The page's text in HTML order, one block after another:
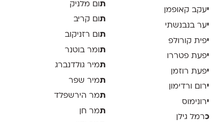
יעקב קאופמן
יער בנבנשתי
יפית קורולפ
יפעת פטררו
יפעת רוזמן
ירום ורדימון
ירונימוס
כרמל גילן
ת ום מלניק
תום קריב
ת ום רזניקוב
תומר בוטנר
תמיר גולדנברג
תמיר שפר
תמר הירשפלד
תמר חן